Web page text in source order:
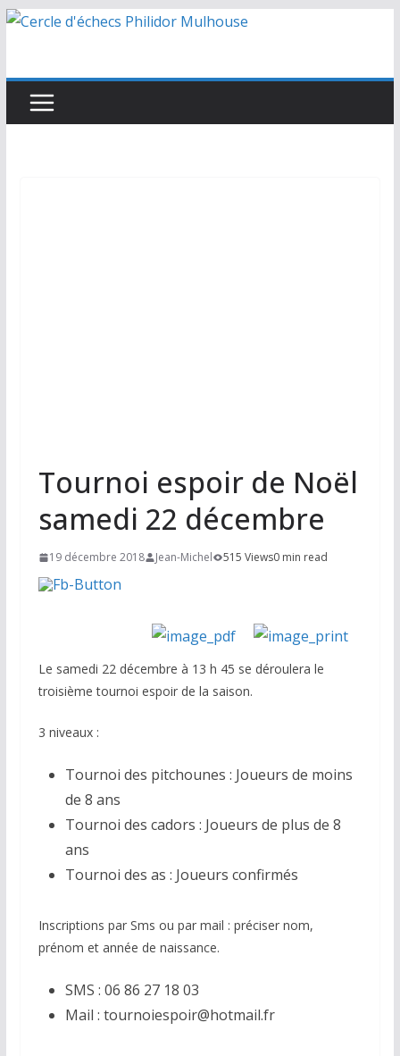
Passer
Tournoi espoir de Noël
samedi 22 décembre
19 décembre 2018 Jean-Michel 515 Views0 min read
Le samedi 22 décembre à 13 h 45 se déroulera le
troisième tournoi espoir de la saison.
3 niveaux :
Tournoi des pitchounes : Joueurs de moins
de 8 ans
Tournoi des cadors : Joueurs de plus de 8
ans
Tournoi des as : Joueurs confirmés
Inscriptions par Sms ou par mail : préciser nom,
prénom et année de naissance.
SMS : 06 86 27 18 03
Mail : tournoiespoir@hotmail.fr